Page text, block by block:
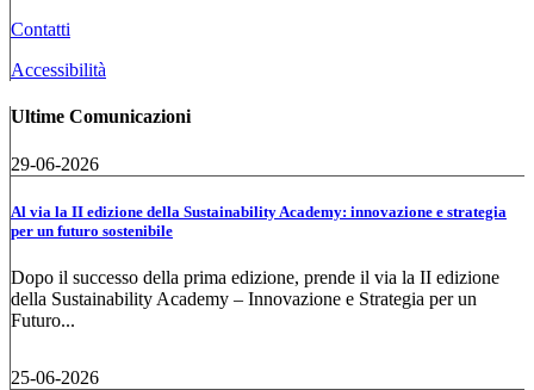
Contatti
Accessibilità
Ultime Comunicazioni
29-06-2026
Al via la II edizione della Sustainability Academy: innovazione e strategia
per un futuro sostenibile
Dopo il successo della prima edizione, prende il via la II edizione
della Sustainability Academy – Innovazione e Strategia per un
Futuro...
25-06-2026